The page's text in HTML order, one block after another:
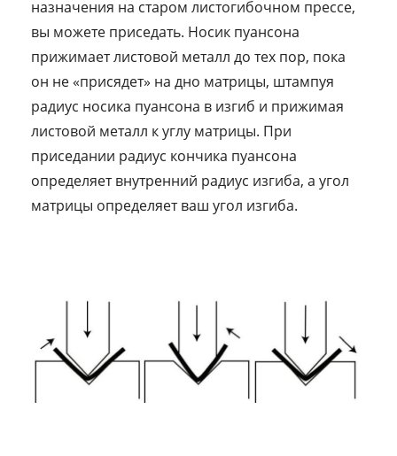
назначения на старом листогибочном прессе,
вы можете приседать. Носик пуансона
прижимает листовой металл до тех пор, пока
он не «присядет» на дно матрицы, штампуя
радиус носика пуансона в изгиб и прижимая
листовой металл к углу матрицы. При
приседании радиус кончика пуансона
определяет внутренний радиус изгиба, а угол
матрицы определяет ваш угол изгиба.